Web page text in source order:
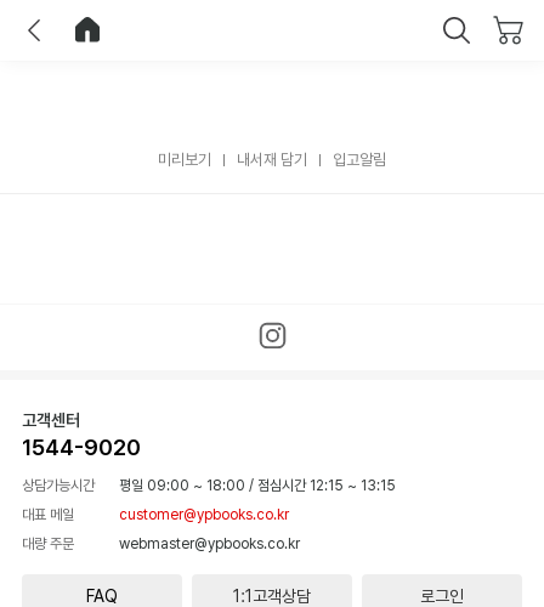
미리보기 내서재 담기 입고알림
고객센터
1544-9020
상담가능시간 평일 09:00 ~ 18:00 / 점심시간 12:15 ~ 13:15
대표 메일
customer@ypbooks.co.kr
대량 주문
webmaster@ypbooks.co.kr
FAQ 1:1고객상담 로그인